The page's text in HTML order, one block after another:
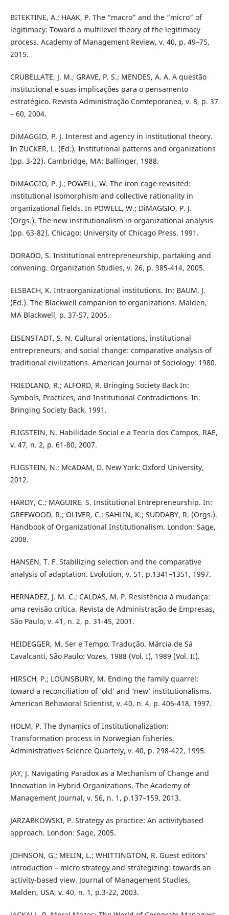
BITEKTINE, A.; HAAK, P. The “macro” and the “micro” of
legitimacy: Toward a multilevel theory of the legitimacy
process. Academy of Management Review, v. 40, p. 49–75,
2015.
CRUBELLATE, J. M.; GRAVE, P. S.; MENDES, A. A. A questão
institucional e suas implicações para o pensamento
estratégico. Revista Administração Comteporanea, v. 8, p. 37
– 60, 2004.
DiMAGGIO, P. J. Interest and agency in institutional theory.
In ZUCKER, L. (Ed.), Institutional patterns and organizations
(pp. 3-22). Cambridge, MA: Ballinger, 1988.
DiMAGGIO, P. J.; POWELL, W. The iron cage revisited:
institutional isomorphism and collective rationality in
organizational fields. In POWELL, W.; DiMAGGIO, P. J.
(Orgs.), The new institutionalism in organizational analysis
(pp. 63-82). Chicago: University of Chicago Press. 1991.
DORADO, S. Institutional entrepreneurship, partaking and
convening. Organization Studies, v. 26, p. 385-414, 2005.
ELSBACH, K. Intraorganizational institutions. In: BAUM, J.
(Ed.). The Blackwell companion to organizations. Malden,
MA Blackwell, p. 37-57, 2005.
EISENSTADT, S. N. Cultural orientations, institutional
entrepreneurs, and social change: comparative analysis of
traditional civilizations. American Journal of Sociology. 1980.
FRIEDLAND, R.; ALFORD, R. Bringing Society Back In:
Symbols, Practices, and Institutional Contradictions. In:
Bringing Society Back, 1991.
FLIGSTEIN, N. Habilidade Social e a Teoria dos Campos, RAE,
v. 47, n. 2, p. 61-80, 2007.
FLIGSTEIN, N.; McADAM, D. New York: Oxford University,
2012.
HARDY, C.; MAGUIRE, S. Institutional Entrepreneurship. In:
GREEWOOD, R.; OLIVER, C.; SAHLIN, K.; SUDDABY, R. (Orgs.).
Handbook of Organizational Institutionalism. London: Sage,
2008.
HANSEN, T. F. Stabilizing selection and the comparative
analysis of adaptation. Evolution, v. 51, p.1341–1351, 1997.
HERNADEZ, J. M. C.; CALDAS, M. P. Resistência à mudança:
uma revisão crítica. Revista de Administração de Empresas,
São Paulo, v. 41, n. 2, p. 31-45, 2001.
HEIDEGGER, M. Ser e Tempo. Tradução. Márcia de Sá
Cavalcanti, São Paulo: Vozes, 1988 (Vol. I), 1989 (Vol. II).
HIRSCH, P.; LOUNSBURY, M. Ending the family quarrel:
toward a reconciliation of ‘old’ and ‘new’ institutionalisms.
American Behavioral Scientist, v. 40, n. 4, p. 406-418, 1997.
HOLM, P. The dynamics of Institutionalization:
Transformation process in Norwegian fisheries.
Administratives Science Quartely, v. 40, p. 298-422, 1995.
JAY, J. Navigating Paradox as a Mechanism of Change and
Innovation in Hybrid Organizations. The Academy of
Management Journal, v. 56, n. 1, p.137–159, 2013.
JARZABKOWSKI, P. Strategy as practice: An activitybased
approach. London: Sage, 2005.
JOHNSON, G.; MELIN, L.; WHITTINGTON, R. Guest editors'
introduction – micro strategy and strategizing: towards an
activity-based view. Journal of Management Studies,
Malden, USA, v. 40, n. 1, p.3-22, 2003.